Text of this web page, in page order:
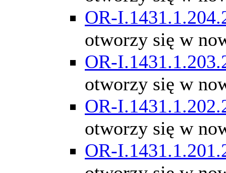
OR-
otworzy się w
OR-
otworzy się w
OR-
otworzy się w
OR-